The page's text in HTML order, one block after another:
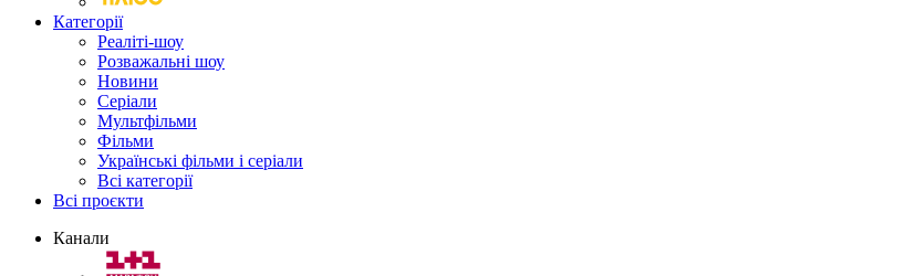
Категорії
Реаліті-шоу
Розважальні шоу
Новини
Серіали
Мультфільми
Фільми
Українські фільми і серіали
Всі категорії
Всі проєкти
Канали